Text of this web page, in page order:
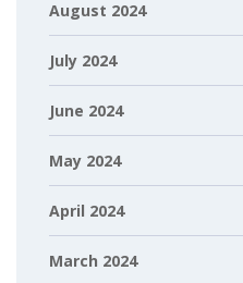
August 2024
July 2024
June 2024
May 2024
April 2024
March 2024